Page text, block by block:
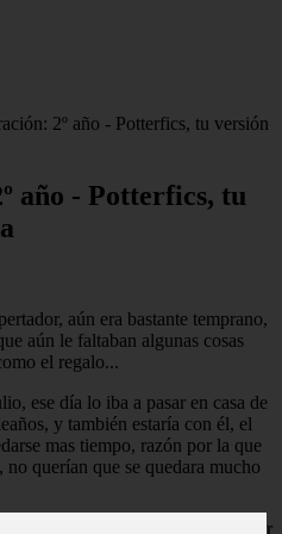
2º año - Potterfics, tu versión
año - Potterfics, tu
aún era bastante temprano,
aún le faltaban algunas cosas
el regalo...
ese día lo iba a pasar en casa de
y también estaría con él, el
mas tiempo, razón por la que
querían que se quedara mucho
Señor Malfoy, que a pesar de ser